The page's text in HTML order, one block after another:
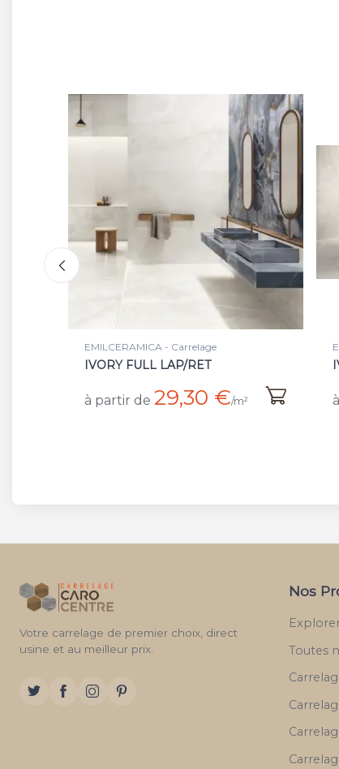
EMILCERAMICA - Carrelage
IVORY SILKTECH/RET
à partir de 20,90 €/m²
Votre carrelage de premier choix, direct
usine et au meilleur prix.
Nos
Toutes